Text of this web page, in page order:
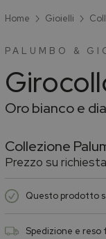
Home Gioielli
PALUMBO &
Oro bianco e
Collezione
Prezzo su richiesta
Questo prodotto
Spedizione e reso